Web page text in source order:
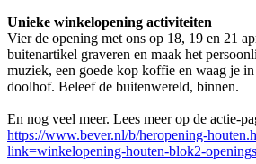
Unieke winkelopening activiteiten
Vier de opening met ons op 18, 19 en 21
buitenartikel graveren en maak het
muziek, een goede kop koffie en waag je
doolhof. Beleef de buitenwereld, binnen.
En nog veel meer. Lees meer op de actie-
https://www.bever.nl/b/heropening-
link=winkelopening-houten-blok2-